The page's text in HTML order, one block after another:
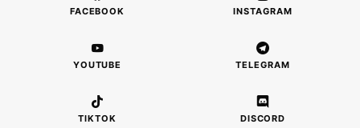
FACEBOOK INSTAGRAM
YOUTUBE TELEGRAM
TIKTOK DISCORD